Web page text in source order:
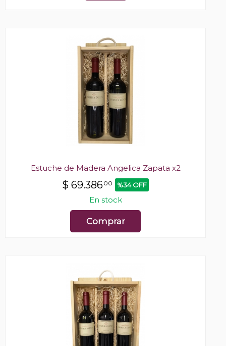
Estuche de Madera Angelica Zapata x2
$ 69.38600 %34 OFF
En stock
Comprar